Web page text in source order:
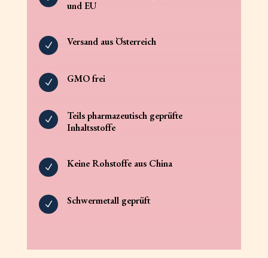
und EU
N Versand aus Österreich
N GMO frei
N
Teils pharmazeutisch geprüfte
Inhaltsstoffe
N Keine Rohstoffe aus China
N Schwermetall geprüft